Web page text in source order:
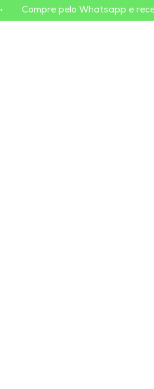
•        Compre pelo Whatsapp e